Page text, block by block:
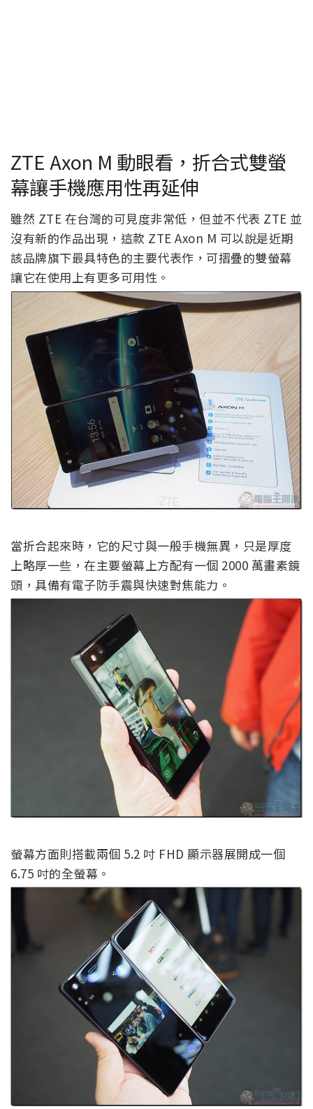
ZTE Axon M 動眼看，折合式雙螢
幕讓手機應用性再延伸
雖然 ZTE 在台灣的可見度非常低，但並不代表 ZTE 並
沒有新的作品出現，這款 ZTE Axon M 可以說是近期
該品牌旗下最具特色的主要代表作，可摺疊的雙螢幕
讓它在使用上有更多可用性。
當折合起來時，它的尺寸與一般手機無異，只是厚度
上略厚一些，在主要螢幕上方配有一個 2000 萬畫素鏡
頭，具備有電子防手震與快速對焦能力。
螢幕方面則搭載兩個 5.2 吋 FHD 顯示器展開成一個
6.75 吋的全螢幕。